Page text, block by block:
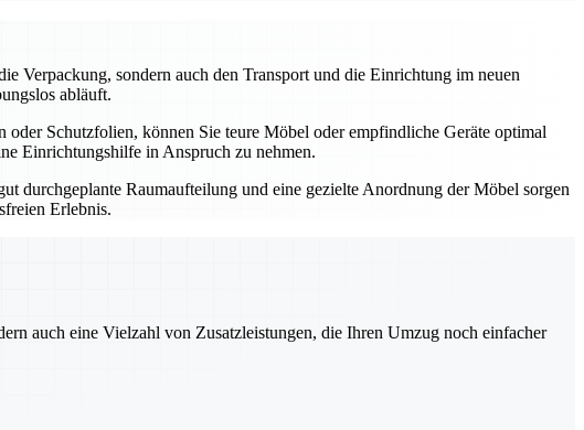
Verpackung, sondern auch den Transport und die Einrichtung im neuen
abläuft.
Schutzfolien, können Sie teure Möbel oder empfindliche Geräte optimal
Einrichtungshilfe in Anspruch zu nehmen.
durchgeplante Raumaufteilung und eine gezielte Anordnung der Möbel sorgen
Erlebnis.
auch eine Vielzahl von Zusatzleistungen, die Ihren Umzug noch einfacher